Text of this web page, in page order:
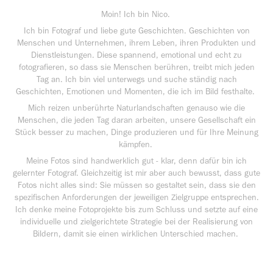
Moin! Ich bin Nico.
Ich bin Fotograf und liebe gute Geschichten. Geschichten von
Menschen und Unternehmen, ihrem Leben, ihren Produkten und
Dienstleistungen. Diese spannend, emotional und echt zu
fotografieren, so dass sie Menschen berühren, treibt mich jeden
Tag an. Ich bin viel unterwegs und suche ständig nach
Geschichten, Emotionen und Momenten, die ich im Bild festhalte.
Mich reizen unberührte Naturlandschaften genauso wie die
Menschen, die jeden Tag daran arbeiten, unsere Gesellschaft ein
Stück besser zu machen, Dinge produzieren und für Ihre Meinung
kämpfen.
Meine Fotos sind handwerklich gut - klar, denn dafür bin ich
gelernter Fotograf. Gleichzeitig ist mir aber auch bewusst, dass gute
Fotos nicht alles sind: Sie müssen so gestaltet sein, dass sie den
spezifischen Anforderungen der jeweiligen Zielgruppe entsprechen.
Ich denke meine Fotoprojekte bis zum Schluss und setzte auf eine
individuelle und zielgerichtete Strategie bei der Realisierung von
Bildern, damit sie einen wirklichen Unterschied machen.